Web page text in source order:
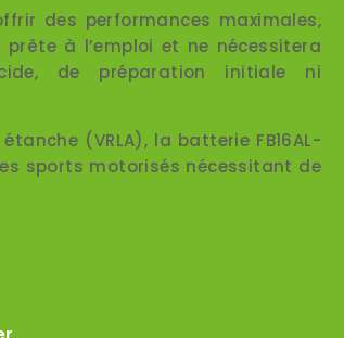
des performances maximales,
prête à l’emploi et ne nécessitera
de préparation initiale ni
(VRLA), la batterie FB16AL-
sports motorisés nécessitant de